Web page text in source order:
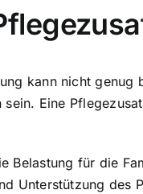
kann nicht
Eine
Belastung für die
Unterstützung